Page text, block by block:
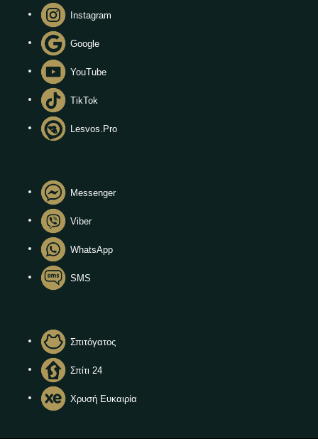
Instagram
Google
YouTube
TikTok
Lesvos.Pro
Messenger
Viber
WhatsApp
SMS
Σπιτόγατος
Σπίτι 24
Χρυσή Ευκαιρία